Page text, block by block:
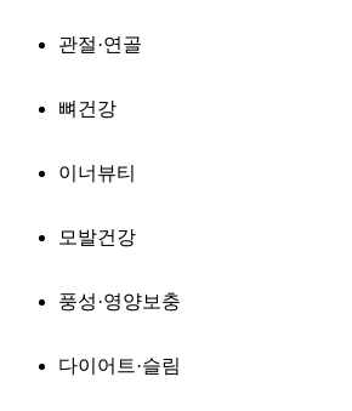
관절·연골
뼈건강
이너뷰티
모발건강
풍성·영양보충
다이어트·슬림